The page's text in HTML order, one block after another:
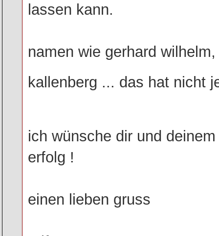
lassen kann.
namen wie gerhard
kallenberg ... das hat nicht
ich wünsche dir und
erfolg !
einen lieben gruss